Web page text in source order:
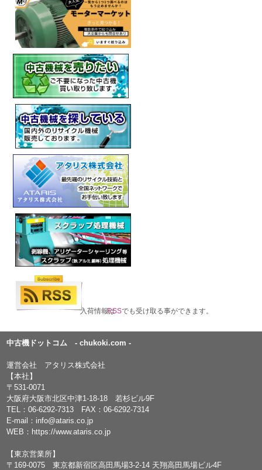
入荷情報はRSSでも受け取る事ができます。
中古機ドットコム - chukoki.com -
運営会社 アタリス株式会社
【本社】
〒531-0071
大阪府大阪市北区中津1-18-18 若杉ビル9F
TEL：06-6292-7313 FAX：06-6292-7314
E-mail： info@ataris.co.jp
WEB： https://www.ataris.co.jp
【東京営業所】
〒169-0075 東京都新宿区高田馬場3-2-14 天翔高田馬場ビル4F